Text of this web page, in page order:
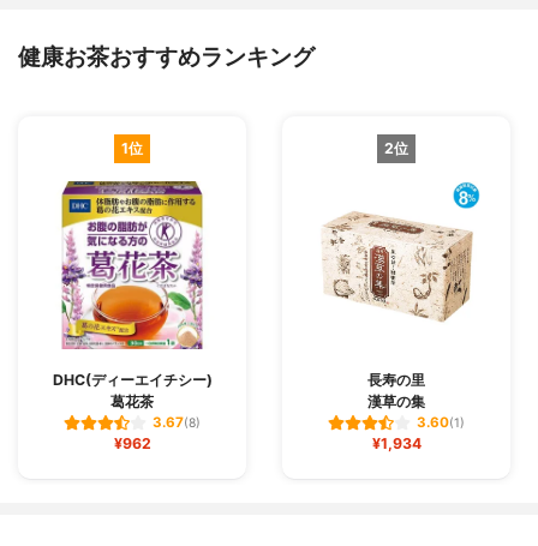
健康お茶おすすめランキング
1位
DHC(ディーエイチシー)
葛花茶
3.67(8)
¥962
2位
長寿の里
漢草の集
3.60(1)
¥1,934